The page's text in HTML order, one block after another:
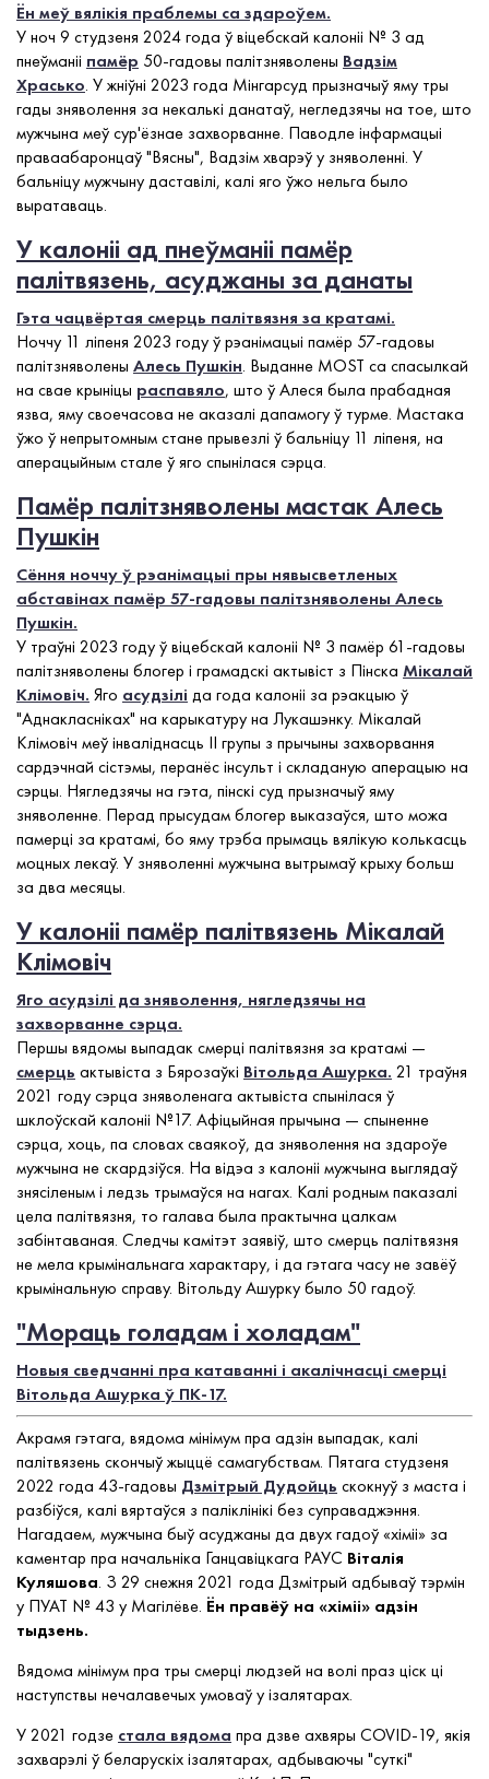
Ён меў вялікія праблемы са здароўем.
У ноч 9 студзеня 2024 года ў віцебскай калоніі № 3 ад
пнеўманіі памёр 50-гадовы палітзняволены Вадзім
Храсько. У жніўні 2023 года Мінгарсуд прызначыў яму тры
гады зняволення за некалькі данатаў, негледзячы на тое, што
мужчына меў сур'ёзнае захворванне. Паводле інфармацыі
праваабаронцаў "Вясны", Вадзім хварэў у зняволенні. У
бальніцу мужчыну даставілі, калі яго ўжо нельга было
выратаваць.
У калоніі ад пнеўманіі памёр
палітвязень, асуджаны за данаты
Гэта чацвёртая смерць палітвязня за кратамі.
Ноччу 11 ліпеня 2023 году ў рэанімацыі памёр 57-гадовы
палітзняволены Алесь Пушкін. Выданне MOST са спасылкай
на свае крыніцы распавяло, што ў Алеся была прабадная
язва, яму своечасова не аказалі дапамогу ў турме. Мастака
ўжо ў непрытомным стане прывезлі ў бальніцу 11 ліпеня, на
аперацыйным стале ў яго спынілася сэрца.
Памёр палітзняволены мастак Алесь
Пушкін
Сёння ноччу ў рэанімацыі пры нявысветленых
абставінах памёр 57-гадовы палітзняволены Алесь
Пушкін.
У траўні 2023 году ў віцебскай калоніі № 3 памёр 61-гадовы
палітзняволены блогер і грамадскі актывіст з Пінска Мікалай
Клімовіч. Яго асудзілі да года калоніі за рэакцыю ў
"Аднакласніках" на карыкатуру на Лукашэнку. Мікалай
Клімовіч меў інваліднасць II групы з прычыны захворвання
сардэчнай сістэмы, перанёс інсульт і складаную аперацыю на
сэрцы. Нягледзячы на гэта, пінскі суд прызначыў яму
зняволенне. Перад прысудам блогер выказаўся, што можа
памерці за кратамі, бо яму трэба прымаць вялікую колькасць
моцных лекаў. У зняволенні мужчына вытрымаў крыху больш
за два месяцы.
У калоніі памёр палітвязень Мікалай
Клімовіч
Яго асудзілі да зняволення, нягледзячы на
захворванне сэрца.
Першы вядомы выпадак смерці палітвязня за кратамі —
смерць актывіста з Бярозаўкі Вітольда Ашурка. 21 траўня
2021 году сэрца зняволенага актывіста спынілася ў
шклоўскай калоніі №17. Афіцыйная прычына — спыненне
сэрца, хоць, па словах сваякоў, да зняволення на здароўе
мужчына не скардзіўся. На відэа з калоніі мужчына выглядаў
знясіленым і ледзь трымаўся на нагах. Калі родным паказалі
цела палітвязня, то галава была практычна цалкам
забінтаваная. Следчы камітэт заявіў, што смерць палітвязня
не мела крымінальнага характару, і да гэтага часу не завёў
крымінальную справу. Вітольду Ашурку было 50 гадоў.
"Мораць голадам і холадам"
Новыя сведчанні пра катаванні і акалічнасці смерці
Вітольда Ашурка ў ПК-17.
Акрамя гэтага, вядома мінімум пра адзін выпадак, калі
палітвязень скончыў жыццё самагубствам. Пятага студзеня
2022 года 43-гадовы Дзмітрый Дудойць скокнуў з маста і
разбіўся, калі вяртаўся з паліклінікі без суправаджэння.
Нагадаем, мужчына быў асуджаны да двух гадоў «хіміі» за
каментар пра начальніка Ганцавіцкага РАУС Віталія
Куляшова. З 29 снежня 2021 года Дзмітрый адбываў тэрмін
у ПУАТ № 43 у Магілёве. Ён правёў на «хіміі» адзін
тыдзень.
Вядома мінімум пра тры смерці людзей на волі праз ціск ці
наступствы нечалавечых умоваў у ізалятарах.
У 2021 годзе стала вядома пра дзве ахвяры COVID-19, якія
захварэлі ў беларускіх ізалятарах, адбываючы "суткі"